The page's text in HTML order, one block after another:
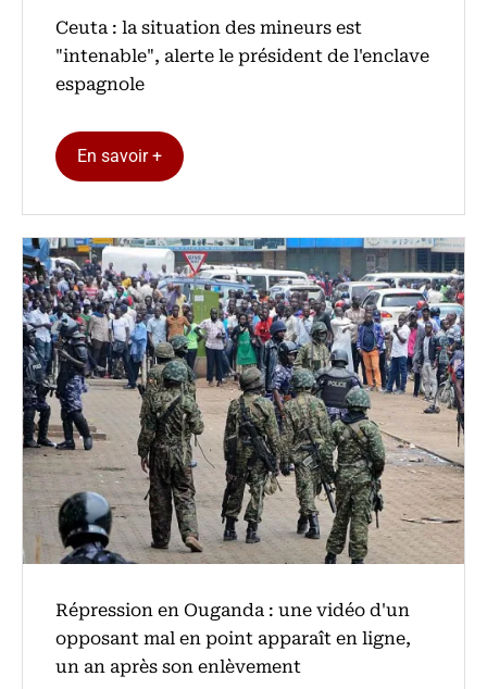
Ceuta : la situation des mineurs est
"intenable", alerte le président de l'enclave
espagnole
En savoir +
Répression en Ouganda : une vidéo d'un
opposant mal en point apparaît en ligne,
un an après son enlèvement